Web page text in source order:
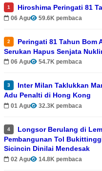
1 Hiroshima Peringati 81
06 Agu 59.6K pembaca
2
Peringati 81 Tahun Bom
Serukan Hapus Senjata
06 Agu 54.7K pembaca
3
Inter Milan Taklukkan
Adu Penalti di Hong Kong
01 Agu 32.3K pembaca
4
Longsor Berulang di
Pembangunan Tol
Sicincin Dinilai Mendesak
02 Agu 14.8K pembaca